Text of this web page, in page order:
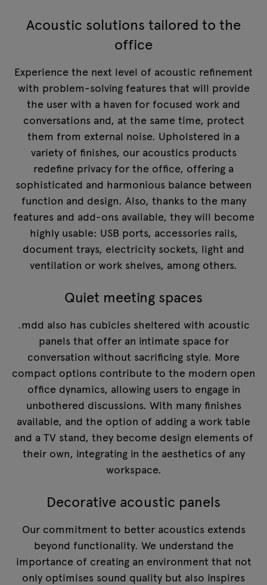
Acoustic solutions tailored to the
office
Experience the next level of acoustic refinement
with problem-solving features that will provide
the user with a haven for focused work and
conversations and, at the same time, protect
them from external noise. Upholstered in a
variety of finishes, our acoustics products
redefine privacy for the office, offering a
sophisticated and harmonious balance between
function and design. Also, thanks to the many
features and add-ons available, they will become
highly usable: USB ports, accessories rails,
document trays, electricity sockets, light and
ventilation or work shelves, among others.
Quiet meeting spaces
.mdd also has cubicles sheltered with acoustic
panels that offer an intimate space for
conversation without sacrificing style. More
compact options contribute to the modern open
office dynamics, allowing users to engage in
unbothered discussions. With many finishes
available, and the option of adding a work table
and a TV stand, they become design elements of
their own, integrating in the aesthetics of any
workspace.
Decorative acoustic panels
Our commitment to better acoustics extends
beyond functionality. We understand the
importance of creating an environment that not
only optimises sound quality but also inspires